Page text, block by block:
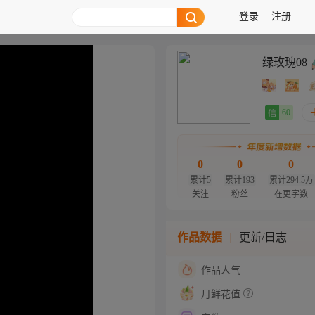
登录 注册
绿玫瑰08
60
0
累计5
关注
0
累计193
粉丝
0
累计294.5万
在更字数
作品数据 更新/日志
作品人气
月鲜花值